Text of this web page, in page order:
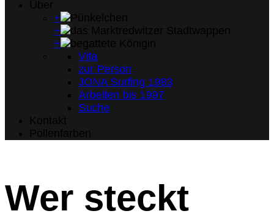
+
+
+
Vita
zur Person
JONA Surfing 1983
Arbeiten bis 1997
Suche
Wer steckt